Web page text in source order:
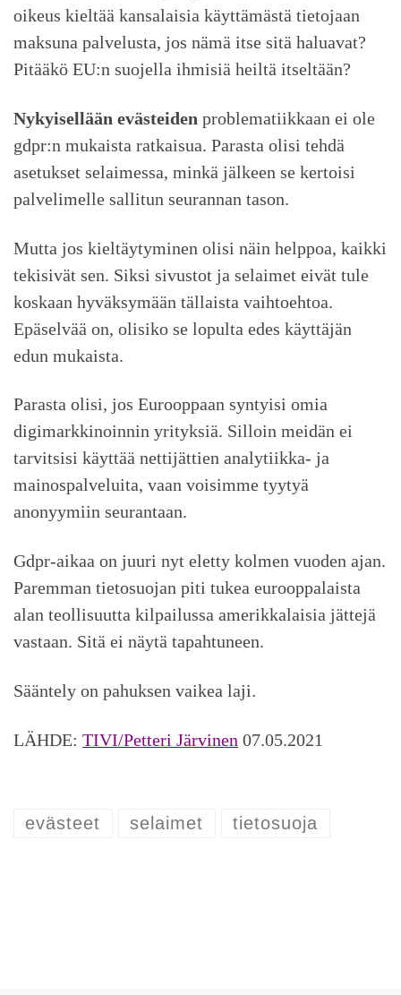
oikeus kieltää kansalaisia käyttämästä tietojaan
maksuna palvelusta, jos nämä itse sitä haluavat?
Pitääkö EU:n suojella ihmisiä heiltä itseltään?
Nykyisellään evästeiden problematiikkaan ei ole
gdpr:n mukaista ratkaisua. Parasta olisi tehdä
asetukset selaimessa, minkä jälkeen se kertoisi
palvelimelle sallitun seurannan tason.
Mutta jos kieltäytyminen olisi näin helppoa, kaikki
tekisivät sen. Siksi sivustot ja selaimet eivät tule
koskaan hyväksymään tällaista vaihtoehtoa.
Epäselvää on, olisiko se lopulta edes käyttäjän
edun mukaista.
Parasta olisi, jos Eurooppaan syntyisi omia
digimarkkinoinnin yrityksiä. Silloin meidän ei
tarvitsisi käyttää nettijättien analytiikka- ja
mainospalveluita, vaan voisimme tyytyä
anonyymiin seurantaan.
Gdpr-aikaa on juuri nyt eletty kolmen vuoden ajan.
Paremman tietosuojan piti tukea eurooppalaista
alan teollisuutta kilpailussa amerikkalaisia jättejä
vastaan. Sitä ei näytä tapahtuneen.
Sääntely on pahuksen vaikea laji.
LÄHDE: TIVI/Petteri Järvinen 07.05.2021
evästeet selaimet tietosuoja